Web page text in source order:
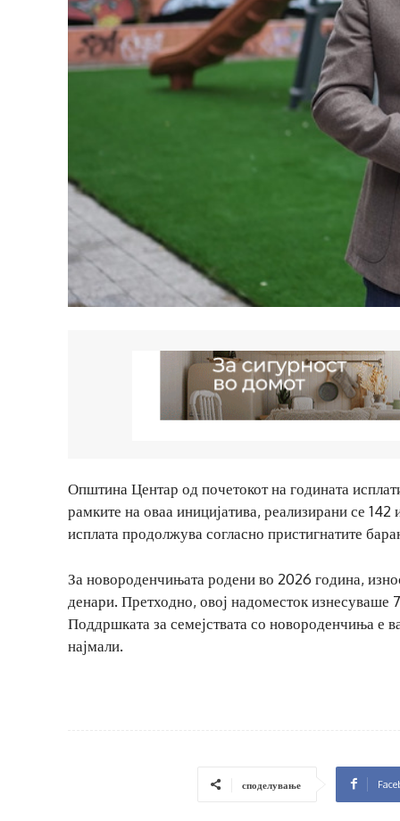
Општина Центар од почетокот на годината
рамките на оваа иницијатива, реализирани се
исплата продолжува согласно пристигнатите
За новороденчињата родени во 2026 година,
денари. Претходно, овој надоместок изнесуваше
Поддршката за семејствата со новороденчиња е
најмали.
споделување